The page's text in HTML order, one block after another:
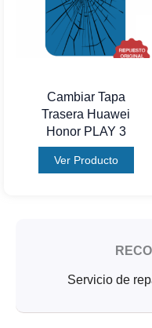
Cambiar Tapa
Trasera Huawei
Honor PLAY 3
Ver Producto
Servicio de